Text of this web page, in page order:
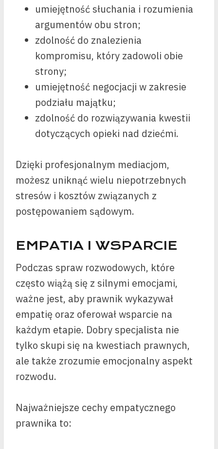
umiejętność słuchania i rozumienia
argumentów obu stron;
zdolność do znalezienia
kompromisu, który zadowoli obie
strony;
umiejętność negocjacji w zakresie
podziału majątku;
zdolność do rozwiązywania kwestii
dotyczących opieki nad dziećmi.
Dzięki profesjonalnym mediacjom,
możesz uniknąć wielu niepotrzebnych
stresów i kosztów związanych z
postępowaniem sądowym.
EMPATIA I WSPARCIE
Podczas spraw rozwodowych, które
często wiążą się z silnymi emocjami,
ważne jest, aby prawnik wykazywał
empatię oraz oferował wsparcie na
każdym etapie. Dobry specjalista nie
tylko skupi się na kwestiach prawnych,
ale także zrozumie emocjonalny aspekt
rozwodu.
Najważniejsze cechy empatycznego
prawnika to: